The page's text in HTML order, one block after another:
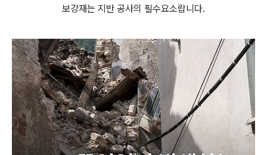
보강재는 지반 공사의 필수요소랍니다.